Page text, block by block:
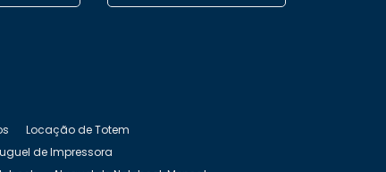
Locação de Totem
de Impressora